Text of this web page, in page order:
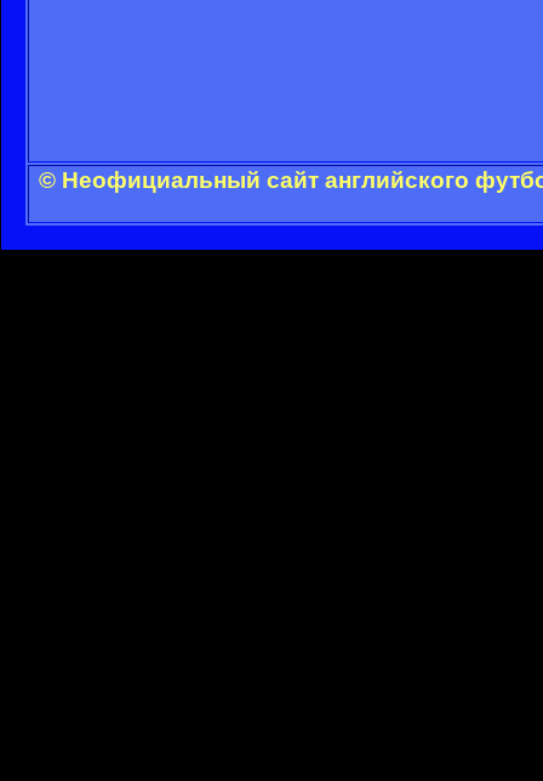
© Неофициальный сайт английского